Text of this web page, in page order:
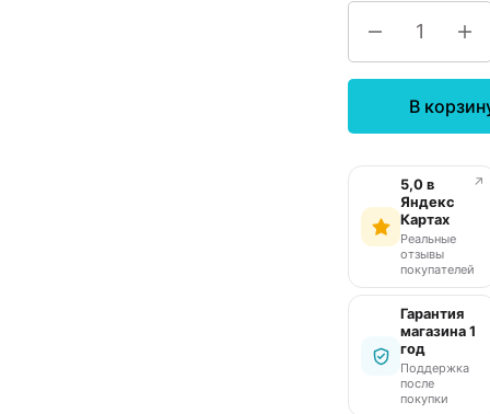
В
5,0 в
Яндекс
Картах
Реальные
отзывы
покупателей
↗
Гарантия
магазина 1
год
Поддержка
после
покупки